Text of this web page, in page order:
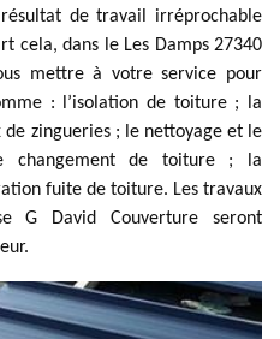
de travail irréprochable
cela, dans le Les Damps 27340
mettre à votre service pour
: l’isolation de toiture ; la
zingueries ; le nettoyage et le
changement de toiture ; la
fuite de toiture. Les travaux
G David Couverture seront